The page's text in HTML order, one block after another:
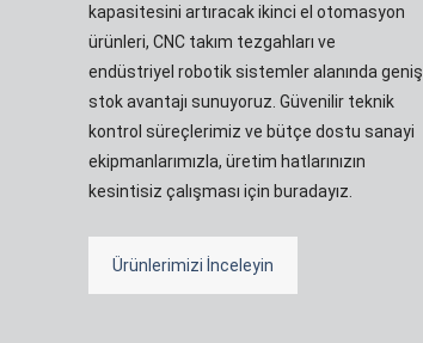
kapasitesini artıracak ikinci el otomasyon
ürünleri, CNC takım tezgahları ve
endüstriyel robotik sistemler alanında geniş
stok avantajı sunuyoruz. Güvenilir teknik
kontrol süreçlerimiz ve bütçe dostu sanayi
ekipmanlarımızla, üretim hatlarınızın
kesintisiz çalışması için buradayız.
Ürünlerimizi İnceleyin